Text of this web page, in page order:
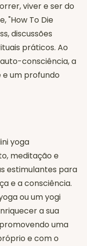
viver e ser do
"How To Die
discussões
práticos. Ao
consciência, a
um profundo
yoga
meditação e
estimulantes para
e a consciência.
ou um yogi
a sua
uma
e com o